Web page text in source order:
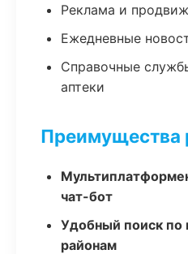
Реклама и
Ежедневные
Справочные
аптеки
Преимущества
чат-бот
Удобный поиск по
районам